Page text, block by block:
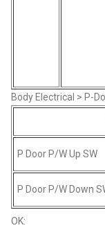
Body Electrical > P-
P Door P/W Up SW
P Door P/W Down
OK: